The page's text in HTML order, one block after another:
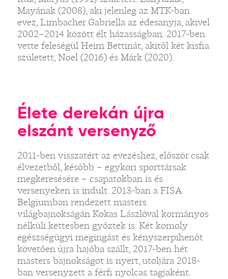
Mayának (2008), aki jelenleg az MTK-ban
evez, Limbacher Gabriella az édesanyja, akivel
2002–2014 között élt házasságban. 2017-ben
vette feleségül Heim Bettinát, akitől két kisfia
született, Noel (2016) és Márk (2020).
Élete derekán újra
elszánt versenyző
2011-ben visszatért az evezéshez, először csak
élvezetből, később – egykori sporttársak
megkeresésére – csapatokban is és
versenyeken is indult. 2013-ban a FISA
Belgiumban rendezett masters
világbajnokságán Kokas Lászlóval kormányos
nélküli kettesben győztek is. Két komoly
egészségügyi megingást és kényszerpihenőt
követően újra hajóba szállt, 2017-ben hét
masters bajnokságot is nyert, utoljára 2018-
ban versenyzett a férfi nyolcas tagjaként.